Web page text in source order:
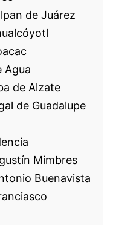
de Juárez
Agua
de Alzate
de Guadalupe
Mimbres
Buenavista